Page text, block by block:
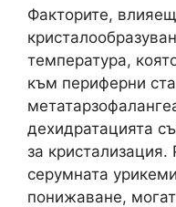
Факторите,
температура,
към периферни
дехидратацията
за
серумната
понижаване,